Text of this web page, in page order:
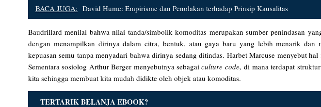
BACA JUGA: David Hume: Empirisme dan Penolakan terhadap Prinsip Kausalitas
Baudrillard menilai bahwa nilai tanda/simbolik komoditas merupakan sumber penindasan
dengan menampilkan dirinya dalam citra, bentuk, atau gaya baru yang lebih menarik dan
kepuasan semu tanpa menyadari bahwa dirinya sedang ditindas. Harbet Marcuse menyebut
Sementara sosiolog Arthur Berger menyebutnya sebagaiculture code, di mana terdapat
kita sehingga membuat kita mudah didikte oleh objek atau komoditas.
TERTARIK BELANJA EBOOK?